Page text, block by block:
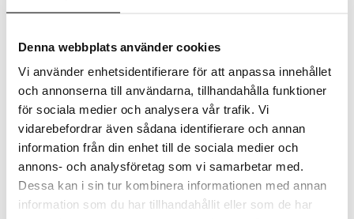
Denna webbplats använder cookies
Vi använder enhetsidentifierare för att anpassa innehållet
och annonserna till användarna, tillhandahålla funktioner
för sociala medier och analysera vår trafik. Vi
vidarebefordrar även sådana identifierare och annan
information från din enhet till de sociala medier och
annons- och analysföretag som vi samarbetar med.
Dessa kan i sin tur kombinera informationen med annan
information som du har tillhandahållit eller som de har
BODYGUARD
129
BODYGUARD
49 kr.